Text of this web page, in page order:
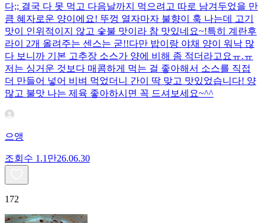
다;; 결국 다 못 먹고 다음날까지 먹으려고 따로 남겨두었을 만
큼 혜자로운 양이에요! 뚜껑 열자마자 불향이 훅 나는데 고기
맛이 인위적이지 않고 숯불 맛이라 참 맛있네요~!특히 계란후
라이 2개 올려주는 센스는 굳!! ​다만 밥이랑 야채 양이 워낙 많
다 보니까 기본 고추장 소스가 양에 비해 좀 적더라고요ㅠ.ㅠ
저는 싱거운 것보다 매콤하게 먹는 걸 좋아해서 소스를 직접
더 만들어 넣어 비벼 먹었더니 간이 딱 맞고 맛있었습니다! 양
많고 불맛 나는 제육 좋아하시면 꼭 드셔보세요~^^
으앵
조회수 1.1만26.06.30
172